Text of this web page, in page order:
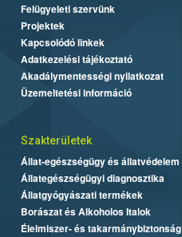
Felügyeleti szervünk
Projektek
Kapcsolódó linkek
Adatkezelési tájékoztató
Akadálymentességi nyilatkozat
Üzemeltetési információ
Szakterületek
Állat-egészségügy és állatvédelem
Állategészségügyi diagnosztika
Állatgyógyászati termékek
Borászat és Alkoholos Italok
Élelmiszer- és takarmánybiztonság